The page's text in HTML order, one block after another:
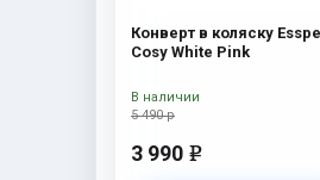
Конверт в коляску
Cosy White Pink
5 490 р
3 990 e
В наличии